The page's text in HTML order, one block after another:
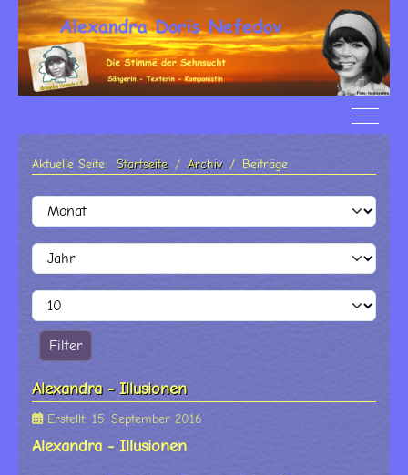
Off-
Aktuelle Seite: Startseite Archiv Beiträge
Filter
Alexandra - Illusionen
Erstellt: 15. September 2016
Alexandra - Illusionen